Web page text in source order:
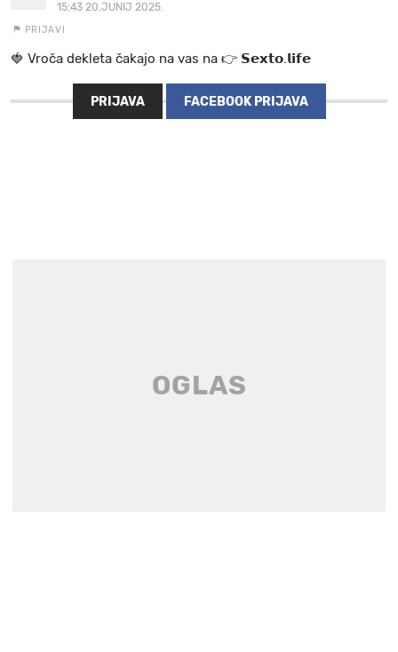
15:43 20.JUNIJ 2025.
PRIJAVI
🍓 V r o č a d e k l e t a ča k a jo na va s n a 👉 𝗦𝗲𝘅𝘁𝗼.𝗹𝗶𝗳𝗲
PRIJAVA FACEBOOK PRIJAVA